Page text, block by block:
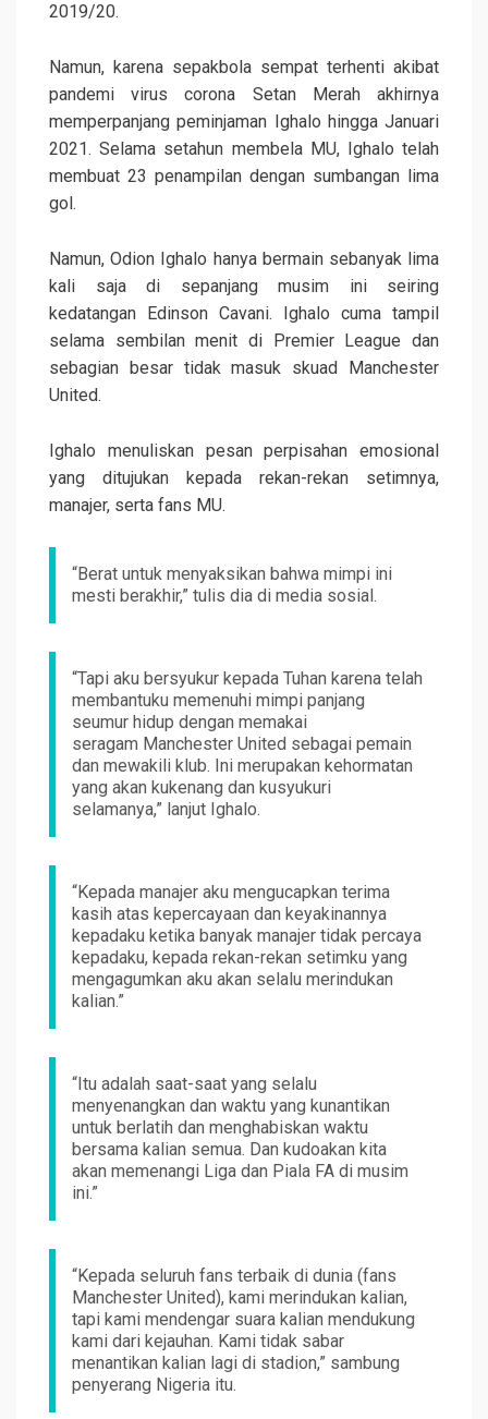
2019/20.
Namun, karena sepakbola sempat terhenti akibat
pandemi virus corona Setan Merah akhirnya
memperpanjang peminjaman Ighalo hingga Januari
2021. Selama setahun membela MU, Ighalo telah
membuat 23 penampilan dengan sumbangan lima
gol.
Namun, Odion Ighalo hanya bermain sebanyak lima
kali saja di sepanjang musim ini seiring
kedatangan Edinson Cavani. Ighalo cuma tampil
selama sembilan menit di Premier League dan
sebagian besar tidak masuk skuad Manchester
United.
Ighalo menuliskan pesan perpisahan emosional
yang ditujukan kepada rekan-rekan setimnya,
manajer, serta fans MU.
“Berat untuk menyaksikan bahwa mimpi ini
mesti berakhir,” tulis dia di media sosial.
“Tapi aku bersyukur kepada Tuhan karena telah
membantuku memenuhi mimpi panjang
seumur hidup dengan memakai
seragam Manchester United sebagai pemain
dan mewakili klub. Ini merupakan kehormatan
yang akan kukenang dan kusyukuri
selamanya,” lanjut Ighalo.
“Kepada manajer aku mengucapkan terima
kasih atas kepercayaan dan keyakinannya
kepadaku ketika banyak manajer tidak percaya
kepadaku, kepada rekan-rekan setimku yang
mengagumkan aku akan selalu merindukan
kalian.”
“Itu adalah saat-saat yang selalu
menyenangkan dan waktu yang kunantikan
untuk berlatih dan menghabiskan waktu
bersama kalian semua. Dan kudoakan kita
akan memenangi Liga dan Piala FA di musim
ini.”
“Kepada seluruh fans terbaik di dunia (fans
Manchester United), kami merindukan kalian,
tapi kami mendengar suara kalian mendukung
kami dari kejauhan. Kami tidak sabar
menantikan kalian lagi di stadion,” sambung
penyerang Nigeria itu.